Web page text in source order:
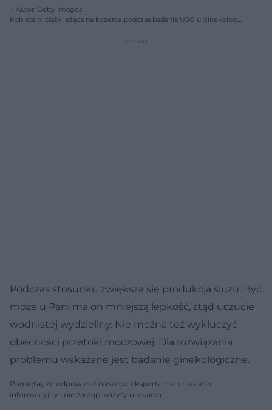
Autor: Getty Images
Kobieta w ciąży leżąca na kozetce podczas badania USG u ginekologa,
Zdrowie znajdziesz porady ekspertów dotyczące badań HCG i
Podczas stosunku zwiększa się produkcja śluzu. Być
może u Pani ma on mniejszą lepkość, stąd uczucie
wodnistej wydzieliny. Nie można też wykluczyć
obecności przetoki moczowej. Dla rozwiązania
problemu wskazane jest badanie ginekologiczne.
Pamiętaj, że odpowiedź naszego eksperta ma charakter
informacyjny i nie zastąpi wizyty u lekarza.